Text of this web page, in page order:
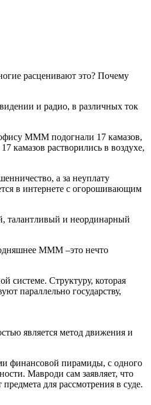
расценивают это? Почему
и радио, в различных ток
МММ подогнали 17 камазов,
камазов растворились в воздухе,
а за неуплату
в интернете с огорошивающим
талантливый и неординарный
МММ –это нечто
системе. Структуру, которая
параллельно государству,
является метод движения и
финансовой пирамиды, с одного
Мавроди сам заявляет, что
для рассмотрения в суде.